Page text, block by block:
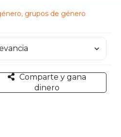
grupos de género
Comparte y gana
dinero